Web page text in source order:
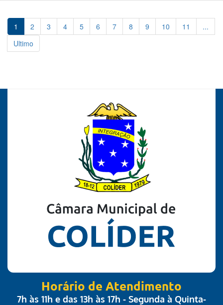
1 2 3 4 5 6 7 8 9 10 11
...
Ultimo
Horário de Atendimento
7h às 11h e das 13h às 17h - Segunda à Quinta-